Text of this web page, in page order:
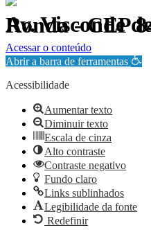
Av. Visconde de Taunay, 950 -
Política de Privacidade.
Acessar o conteúdo
Abrir a barra de ferramentas
Acessibilidade
Aumentar texto
Diminuir texto
Escala de cinza
Alto contraste
Contraste negativo
Fundo claro
Links sublinhados
Legibilidade da fonte
Redefinir